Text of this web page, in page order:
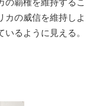
覇権を維持するこ
カの威信を維持しよ
るように見える。